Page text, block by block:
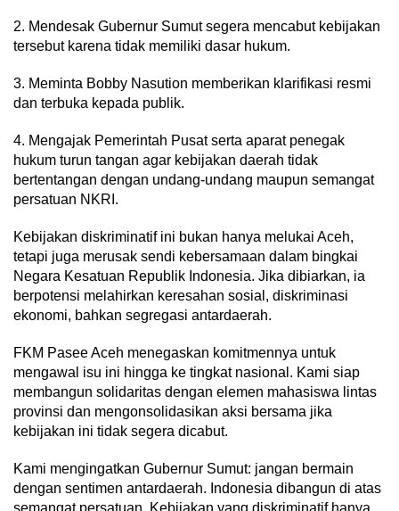
2. Mendesak Gubernur Sumut segera mencabut kebijakan
tersebut karena tidak memiliki dasar hukum.
3. Meminta Bobby Nasution memberikan klarifikasi resmi
dan terbuka kepada publik.
4. Mengajak Pemerintah Pusat serta aparat penegak
hukum turun tangan agar kebijakan daerah tidak
bertentangan dengan undang-undang maupun semangat
persatuan NKRI.
Kebijakan diskriminatif ini bukan hanya melukai Aceh,
tetapi juga merusak sendi kebersamaan dalam bingkai
Negara Kesatuan Republik Indonesia. Jika dibiarkan, ia
berpotensi melahirkan keresahan sosial, diskriminasi
ekonomi, bahkan segregasi antardaerah.
FKM Pasee Aceh menegaskan komitmennya untuk
mengawal isu ini hingga ke tingkat nasional. Kami siap
membangun solidaritas dengan elemen mahasiswa lintas
provinsi dan mengonsolidasikan aksi bersama jika
kebijakan ini tidak segera dicabut.
Kami mengingatkan Gubernur Sumut: jangan bermain
dengan sentimen antardaerah. Indonesia dibangun di atas
semangat persatuan. Kebijakan yang diskriminatif hanya